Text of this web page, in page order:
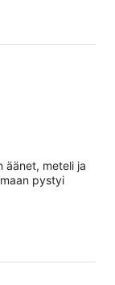
äänet, meteli ja
pystyi